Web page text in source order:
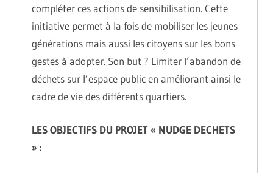
compléter ces actions de sensibilisation. Cette
initiative permet à la fois de mobiliser les jeunes
générations mais aussi les citoyens sur les bons
gestes à adopter. Son but ? Limiter l’abandon de
déchets sur l’espace public en améliorant ainsi le
cadre de vie des différents quartiers.
LES OBJECTIFS DU PROJET « NUDGE DECHETS
» :